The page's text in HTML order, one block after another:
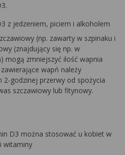
z jedzeniem, piciem i alkoholem
(np. zawarty w szpinaku i
(znajdujący się np. w
mogą zmniejszyć ilość wapnia
wapń należy
godzinej przerwy od spożycia
szczawiowy lub fitynowy.
D3 można stosować u kobiet w
witaminy